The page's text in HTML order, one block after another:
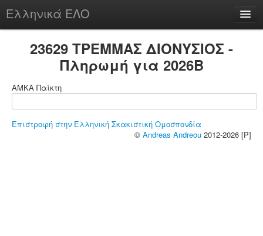
Ελληνικά ΕΛΟ
chesstu.be @ discord
23629 ΤΡΕΜΜΑΣ ΔΙΟΝΥΣΙΟΣ -
Πληρωμή για 2026B
ΑΜΚΑ Παίκτη
Επιστροφή στην Ελληνική Σκακιστική Ομοσπονδία
© Andreas Andreou 2012-2026 [P]